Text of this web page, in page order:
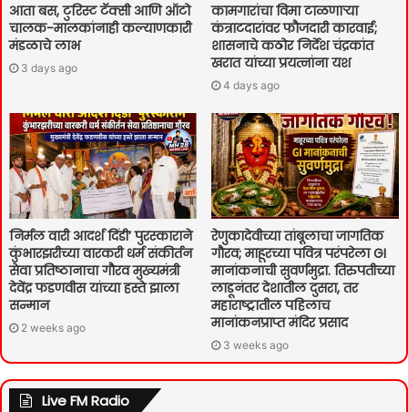
आता बस, टुरिस्ट टॅक्सी आणि ऑटो
चालक-मालकांनाही कल्याणकारी
मंडळाचे लाभ
3 days ago
कामगारांचा विमा टाळणाऱ्या
कंत्राटदारांवर फौजदारी कारवाई;
शासनाचे कठोर निर्देश चंद्रकांत
खरात यांच्या प्रयत्नांना यश
4 days ago
निर्मल वारी आदर्श दिंडी’ पुरस्काराने
कुंभारझरीच्या वारकरी धर्म संकीर्तन
सेवा प्रतिष्ठानाचा गौरव मुख्यमंत्री
देवेंद्र फडणवीस यांच्या हस्ते झाला
सन्मान
2 weeks ago
रेणुकादेवीच्या तांबूलाचा जागतिक
गौरव; माहूरच्या पवित्र परंपरेला GI
मानांकनाची सुवर्णमुद्रा. तिरुपतीच्या
लाडूनंतर देशातील दुसरा, तर
महाराष्ट्रातील पहिलाच
मानांकनप्राप्त मंदिर प्रसाद
3 weeks ago
Live FM Radio